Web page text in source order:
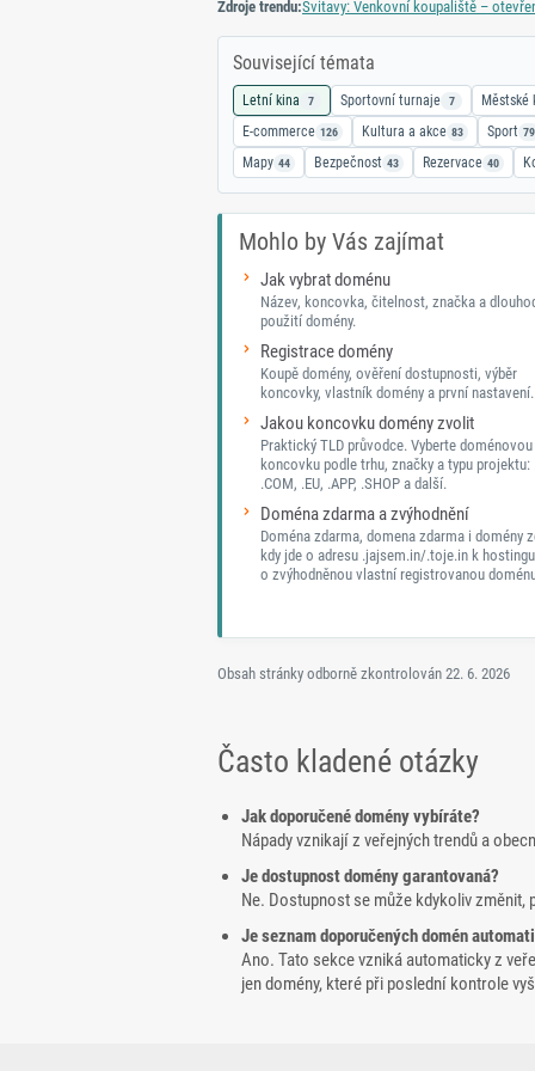
Zdroje trendu:Svitavy: Venkovní koupaliště –
Související témata
Letní kina 7 Sportovní turnaje 7 Městské
E-commerce 126 Kultura a akce 83 Sport 79
Mapy 44 Bezpečnost 43 Rezervace 40
Mohlo by Vás zajímat
Jak vybrat doménu
Název, koncovka, čitelnost, značka a
použití domény.
Registrace domény
Koupě domény, ověření dostupnosti, výběr
koncovky, vlastník domény a první nastavení.
Jakou koncovku domény zvolit
Praktický TLD průvodce. Vyberte doménovou
koncovku podle trhu, značky a typu projektu:
.COM, .EU, .APP, .SHOP a další.
Doména zdarma a zvýhodnění
Doména zdarma, domena zdarma i domény
kdy jde o adresu .jajsem.in/.toje.in k
o zvýhodněnou vlastní registrovanou
Obsah stránky odborně zkontrolován 22. 6. 2026
Často kladené otázky
Jak doporučené domény vybíráte?
Nápady vznikají z veřejných trendů a
Je dostupnost domény garantovaná?
Ne. Dostupnost se může kdykoliv
Je seznam doporučených domén
Ano. Tato sekce vzniká automaticky z
jen domény, které při poslední kontrole